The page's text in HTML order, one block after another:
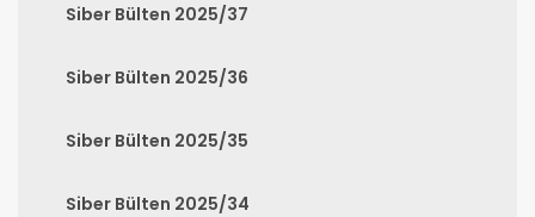
Siber Bülten 2025/37
Siber Bülten 2025/36
Siber Bülten 2025/35
Siber Bülten 2025/34